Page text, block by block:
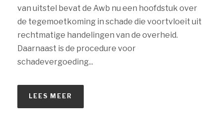
van uitstel bevat de Awb nu een hoofdstuk over
de tegemoetkoming in schade die voortvloeit uit
rechtmatige handelingen van de overheid.
Daarnaast is de procedure voor
schadevergoeding...
LEES MEER